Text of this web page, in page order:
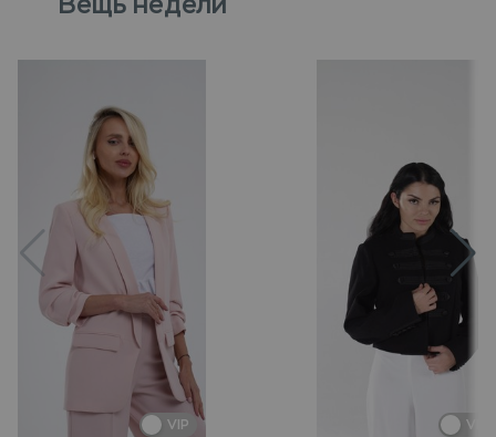
VIP VIP